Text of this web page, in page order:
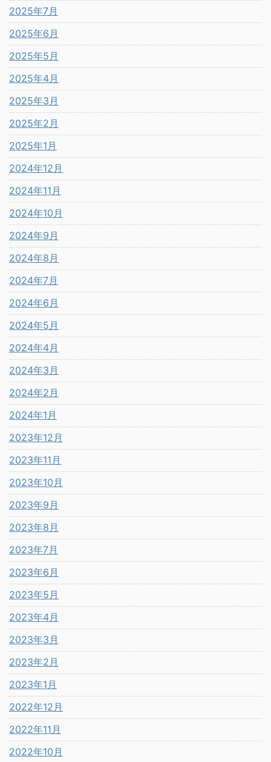
2025年7月
2025年6月
2025年5月
2025年4月
2025年3月
2025年2月
2025年1月
2024年12月
2024年11月
2024年10月
2024年9月
2024年8月
2024年7月
2024年6月
2024年5月
2024年4月
2024年3月
2024年2月
2024年1月
2023年12月
2023年11月
2023年10月
2023年9月
2023年8月
2023年7月
2023年6月
2023年5月
2023年4月
2023年3月
2023年2月
2023年1月
2022年12月
2022年11月
2022年10月